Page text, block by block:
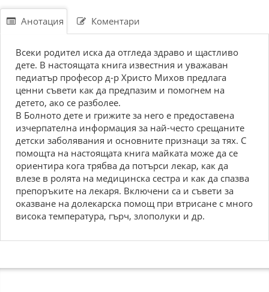
Анотация Коментари
Всеки родител иска да отгледа здраво и щастливо
дете. В настоящата книга известния и уважаван
педиатър професор д-р Христо Михов предлага
ценни съвети как да предпазим и помогнем на
детето, ако се разболее.
В Болното дете и грижите за него е предоставена
изчерпателна информация за най-често срещаните
детски заболявания и основните признаци за тях. С
помощта на настоящата книга майката може да се
ориентира кога трябва да потърси лекар, как да
влезе в ролята на медицинска сестра и как да спазва
препоръките на лекаря. Включени са и съвети за
оказване на долекарска помощ при втрисане с много
висока температура, гърч, злополуки и др.